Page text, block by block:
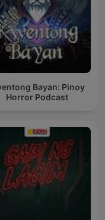
Bayan: Pinoy
Horror Podcast